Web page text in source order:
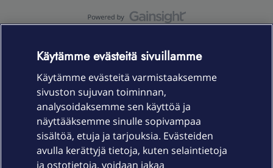
Laitteet & liittymät
Palvelut
Käytämme evästeitä sivuillamme
Käytämme evästeitä varmistaaksemme
sivuston sujuvan toiminnan,
analysoidaksemme sen käyttöä ja
näyttääksemme sinulle sopivampaa
sisältöä, etuja ja tarjouksia. Evästeiden
avulla kerättyjä tietoja, kuten selaintietoja
ja ostotietoja, voidaan jakaa